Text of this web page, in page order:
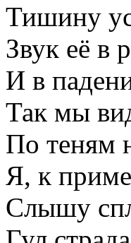
Тишину
Звук её в
И в
Так мы
По теням
Я, к
Слышу